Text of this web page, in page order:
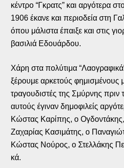
κέντρο “Γκρατς” και αργότερα
1906 έκανε και περιοδεία στη
όπου μάλιστα έπαιξε και στις
βασιλιά Εδουάρδου.
Χάρη στα πολύτιμα
ξέρουμε αρκετούς φημισμένους
τραγουδιστές της Σμύρνης
αυτούς έγιναν δημοφιλείς
Κώστας Καρίπης, ο
Ζαχαρίας Κασιμάτης, ο
Κώστας Νούρος, ο Στελλάκης
κά.